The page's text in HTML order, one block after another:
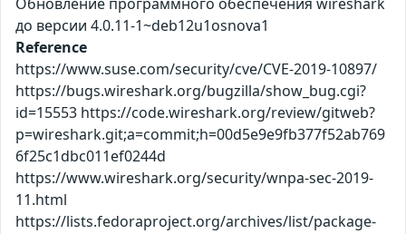
до версии 4.0.11-1~deb12u1osnova1
Reference
https://www.suse.com/security/cve/CVE-2019-10897/
https://bugs.wireshark.org/bugzilla/show_bug.cgi?
id=15553 https://code.wireshark.org/review/gitweb?
p=wireshark.git;a=commit;h=00d5e9e9fb377f52ab769
6f25c1dbc011ef0244d
https://www.wireshark.org/security/wnpa-sec-2019-
11.html
https://lists.fedoraproject.org/archives/list/package-